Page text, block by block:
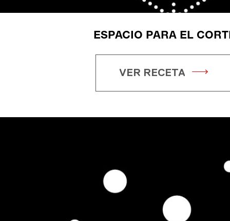
ESPACIO PARA EL
VER RECETA